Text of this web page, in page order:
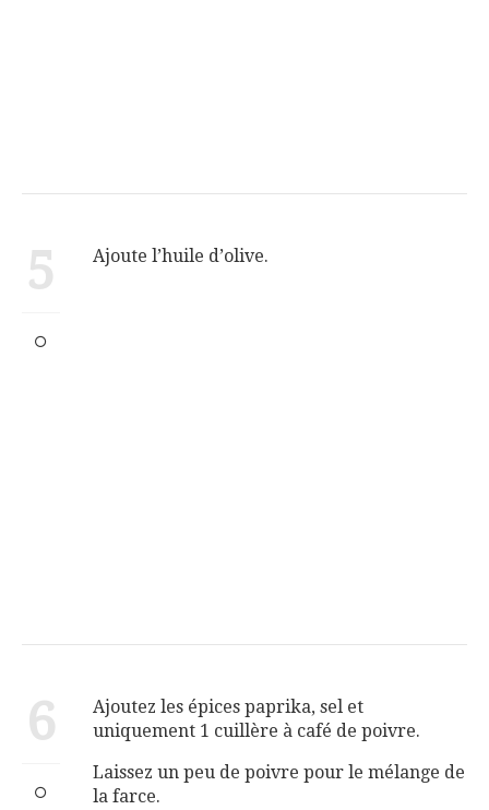
5 Ajoute l’huile d’olive.
6
Ajoutez les épices paprika, sel et
uniquement 1 cuillère à café de poivre.
Laissez un peu de poivre pour le mélange de
la farce.